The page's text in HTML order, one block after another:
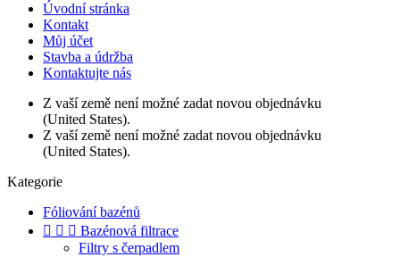
Úvodní stránka
Kontakt
Můj účet
Stavba a údržba
Kontaktujte nás
Z vaší země není možné zadat novou objednávku
(United States).
Z vaší země není možné zadat novou objednávku
(United States).
Kategorie
Fóliování bazénů
   Bazénová filtrace
Filtry s čerpadlem